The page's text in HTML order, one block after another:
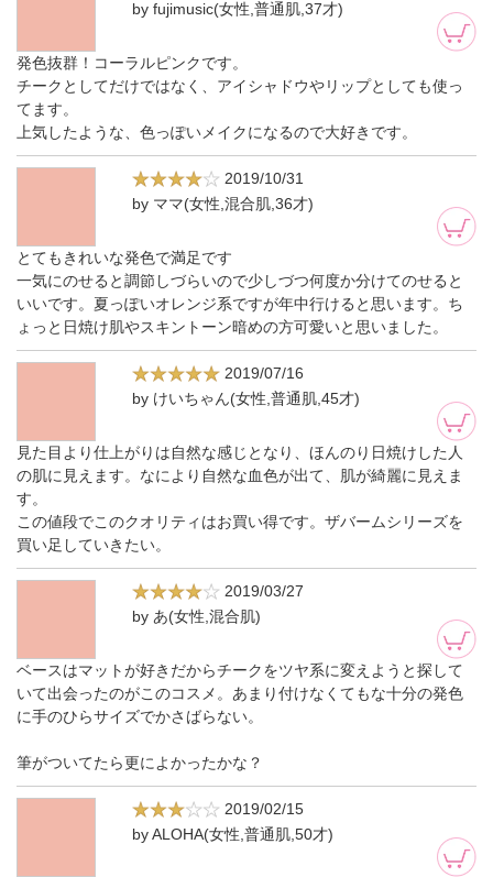
by fujimusic(女性,普通肌,37才)
発色抜群！コーラルピンクです。
チークとしてだけではなく、アイシャドウやリップとしても使っ
てます。
上気したような、色っぽいメイクになるので大好きです。
2019/10/31
by ママ(女性,混合肌,36才)
とてもきれいな発色で満足です
一気にのせると調節しづらいので少しづつ何度か分けてのせると
いいです。夏っぽいオレンジ系ですが年中行けると思います。ち
ょっと日焼け肌やスキントーン暗めの方可愛いと思いました。
2019/07/16
by けいちゃん(女性,普通肌,45才)
見た目より仕上がりは自然な感じとなり、ほんのり日焼けした人
の肌に見えます。なにより自然な血色が出て、肌が綺麗に見えま
す。
この値段でこのクオリティはお買い得です。ザバームシリーズを
買い足していきたい。
2019/03/27
by あ(女性,混合肌)
ベースはマットが好きだからチークをツヤ系に変えようと探して
いて出会ったのがこのコスメ。あまり付けなくてもな十分の発色
に手のひらサイズでかさばらない。
筆がついてたら更によかったかな？
2019/02/15
by ALOHA(女性,普通肌,50才)